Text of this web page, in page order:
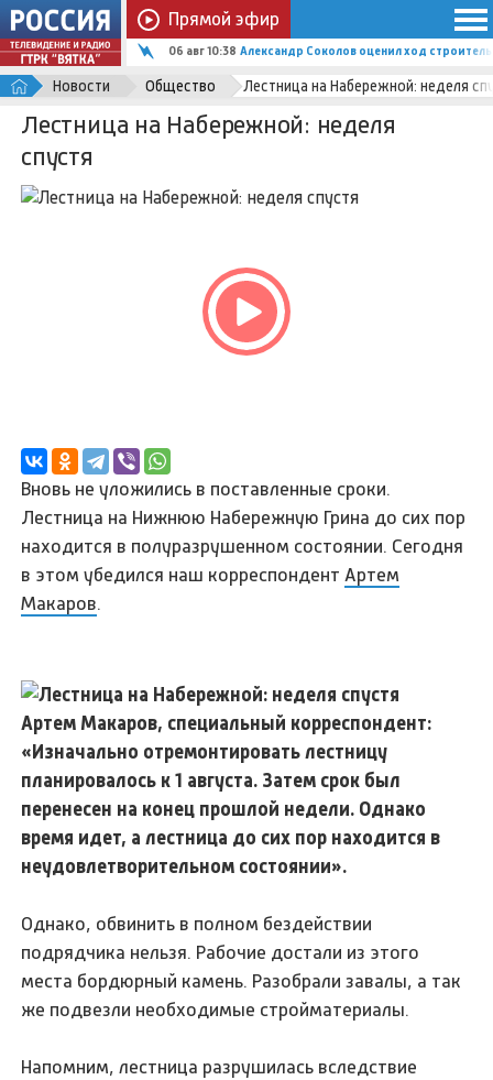
Прямой эфир
06 авг 10:38 Александр Соколов оценил ход
Новости Общество Лестница на Набережной: неделя
Лестница на Набережной: неделя
спустя
Вновь не уложились в поставленные сроки.
Лестница на Нижнюю Набережную Грина до сих пор
находится в полуразрушенном состоянии. Сегодня
в этом убедился наш корреспондент Артем
Макаров.
Артем Макаров, специальный корреспондент:
«Изначально отремонтировать лестницу
планировалось к 1 августа. Затем срок был
перенесен на конец прошлой недели. Однако
время идет, а лестница до сих пор находится в
неудовлетворительном состоянии».
Однако, обвинить в полном бездействии
подрядчика нельзя. Рабочие достали из этого
места бордюрный камень. Разобрали завалы, а так
же подвезли необходимые стройматериалы.
Напомним, лестница разрушилась вследствие